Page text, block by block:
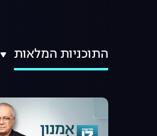
התוכניות המלאות